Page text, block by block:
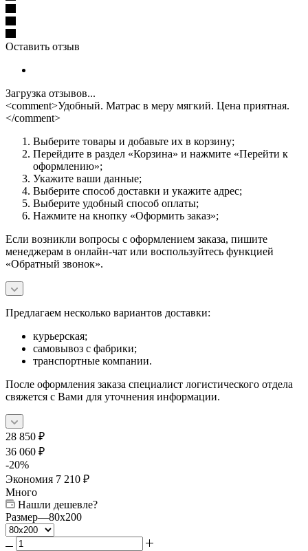
Оставить отзыв
Загрузка отзывов...
<comment>Удобный. Матрас в меру мягкий. Цена приятная.
</comment>
Выберите товары и добавьте их в корзину;
Перейдите в раздел «Корзина» и нажмите «Перейти к
оформлению»;
Укажите ваши данные;
Выберите способ доставки и укажите адрес;
Выберите удобный способ оплаты;
Нажмите на кнопку «Оформить заказ»;
Если возникли вопросы с оформлением заказа, пишите
менеджерам в онлайн-чат или воспользуйтесь функцией
«Обратный звонок».
Предлагаем несколько вариантов доставки:
курьерская;
самовывоз с фабрики;
транспортные компании.
После оформления заказа специалист логистического отдела
свяжется с Вами для уточнения информации.
28 850 ₽
36 060 ₽
-20%
Экономия 7 210 ₽
Много
Нашли дешевле?
Размер—80x200